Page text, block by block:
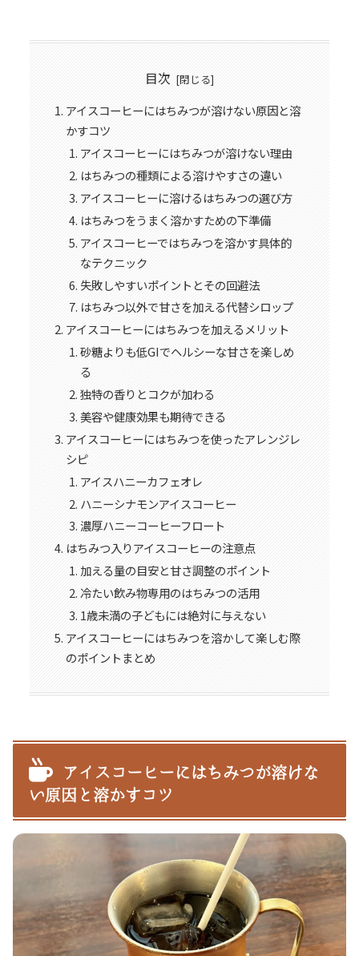
目次
アイスコーヒーにはちみつが溶けない原因と溶
かすコツ
アイスコーヒーにはちみつが溶けない理由
はちみつの種類による溶けやすさの違い
アイスコーヒーに溶けるはちみつの選び方
はちみつをうまく溶かすための下準備
アイスコーヒーではちみつを溶かす具体的
なテクニック
失敗しやすいポイントとその回避法
はちみつ以外で甘さを加える代替シロップ
アイスコーヒーにはちみつを加えるメリット
砂糖よりも低GIでヘルシーな甘さを楽しめ
る
独特の香りとコクが加わる
美容や健康効果も期待できる
アイスコーヒーにはちみつを使ったアレンジレ
シピ
アイスハニーカフェオレ
ハニーシナモンアイスコーヒー
濃厚ハニーコーヒーフロート
はちみつ入りアイスコーヒーの注意点
加える量の目安と甘さ調整のポイント
冷たい飲み物専用のはちみつの活用
1歳未満の子どもには絶対に与えない
アイスコーヒーにはちみつを溶かして楽しむ際
のポイントまとめ
アイスコーヒーにはちみつが溶けな
い原因と溶かすコツ